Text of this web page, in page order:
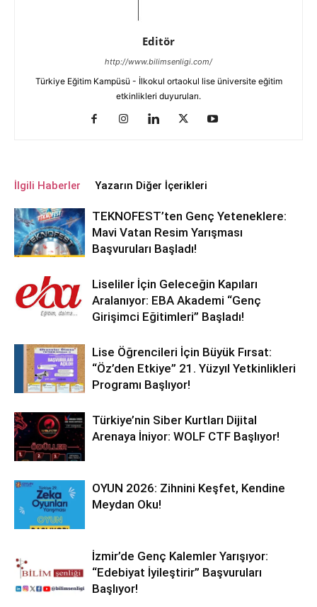
Editör
http://www.bilimsenligi.com/
Türkiye Eğitim Kampüsü - İlkokul ortaokul lise üniversite eğitim
etkinlikleri duyuruları.
İlgili Haberler Yazarın Diğer İçerikleri
TEKNOFEST’ten Genç Yeteneklere:
Mavi Vatan Resim Yarışması
Başvuruları Başladı!
Liseliler İçin Geleceğin Kapıları
Aralanıyor: EBA Akademi “Genç
Girişimci Eğitimleri” Başladı!
Lise Öğrencileri İçin Büyük Fırsat:
“Öz’den Etkiye” 21. Yüzyıl Yetkinlikleri
Programı Başlıyor!
Türkiye’nin Siber Kurtları Dijital
Arenaya İniyor: WOLF CTF Başlıyor!
OYUN 2026: Zihnini Keşfet, Kendine
Meydan Oku!
İzmir’de Genç Kalemler Yarışıyor:
“Edebiyat İyileştirir” Başvuruları
Başlıyor!